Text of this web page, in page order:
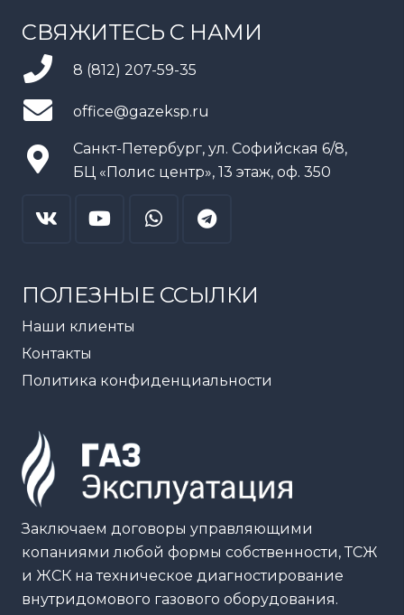
Заключаем договоры управляющими
копаниями любой формы собственности, ТСЖ
и ЖСК на техническое диагностирование
внутридомового газового оборудования.
ПОЛЕЗНЫЕ ССЫЛКИ
Наши клиенты
Контакты
Политика конфиденциальности
СВЯЖИТЕСЬ С НАМИ
8 (812) 207-59-35
office@gazeksp.ru
Санкт-Петербург, ул. Софийская 6/8,
БЦ «Полис центр», 13 этаж, оф. 350